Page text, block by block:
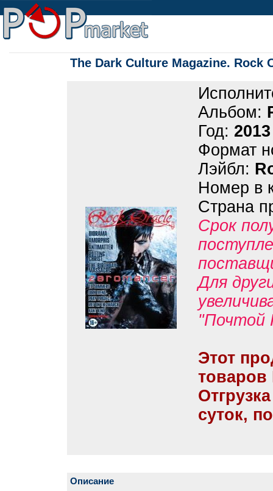
The Dark Culture Magazine. Rock
Альбом:
Год: 2013
Формат
Лэйбл:
Номер в
Страна
Срок
Для
"Почтой
Этот
товаров
суток,
Описание